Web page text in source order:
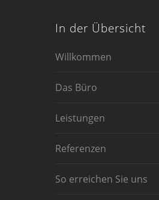
In der Übersicht
Willkommen
Das Büro
Leistungen
Referenzen
So erreichen Sie uns